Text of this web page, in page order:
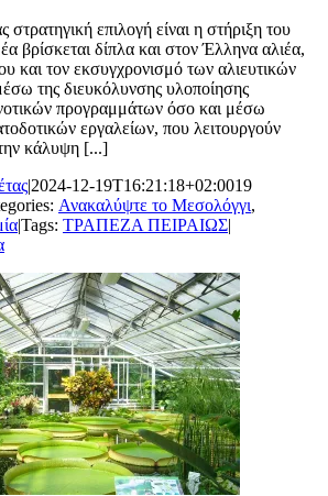
στρατηγική επιλογή είναι η στήριξη του
βρίσκεται δίπλα και στον Έλληνα αλιέα,
και τον εκσυγχρονισμό των αλιευτικών
της διευκόλυνσης υλοποίησης
προγραμμάτων όσο και μέσω
εργαλείων, που λειτουργούν
κάλυψη [...]
|2024-12-19T16:21:18+02:0019
Ανακαλύψτε το Μεσολόγγι,
|Tags: ΤΡΑΠΕΖΑ ΠΕΙΡΑΙΩΣ|